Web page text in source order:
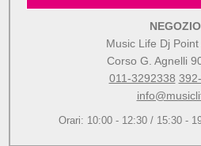
Music Life Dj
Corso G. Agnelli
011-3292338
Orari: 10:00 - 12:30 / 15:30 -